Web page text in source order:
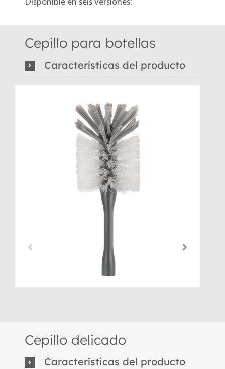
Disponible en seis versiones:
Cepillo para botellas
Características del producto
Cepillo delicado
Características del producto